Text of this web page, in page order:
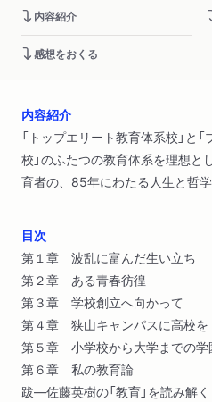
内容紹介
感想をおくる
内容紹介
「トップエリート教育体系校」と
校」のふたつの教育体系を理想
育者の、85年にわたる人生と哲学
目次
第１章 波乱に富んだ生い立ち
第２章 ある青春彷徨
第３章 学校創立へ向かって
第４章 狭山キャンパスに高校を
第５章 小学校から大学までの学
第６章 私の教育論
跋―佐藤英樹の「教育」を読み解く